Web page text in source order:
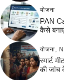
योजना
PAN
कैसे
योजना
स्मार्ट
की जांच